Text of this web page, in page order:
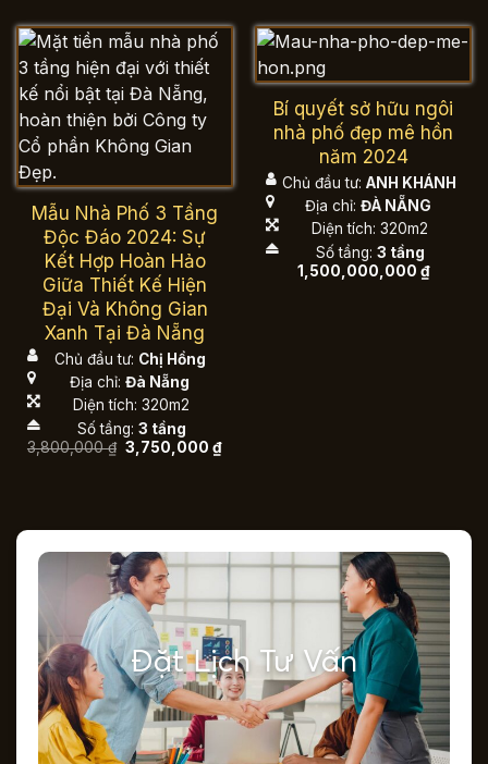
Mẫu Nhà Phố 3 Tầng
Độc Đáo 2024: Sự
Kết Hợp Hoàn Hảo
Giữa Thiết Kế Hiện
Đại Và Không Gian
Xanh Tại Đà Nẵng
Chủ đầu tư: Chị Hồng
Địa chỉ: Đà Nẵng
Diện tích: 320m2
Số tầng: 3 tầng
3,800,000₫ Giá
gốc
3,750,000₫Giá
Bí quyết sở hữu ngôi
nhà phố đẹp mê hồn
năm 2024
Chủ đầu tư: ANH KHÁNH
Địa chỉ: ĐÀ NẴNG
Diện tích: 320m2
Số tầng: 3 tầng
1,500,000,000 ₫
Đặt Lịch Tư Vấn